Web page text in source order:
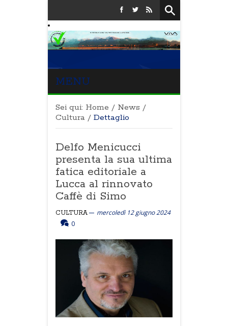
MENU
Sei qui: Home / News /
Cultura / Dettaglio
Delfo Menicucci
presenta la sua ultima
fatica editoriale a
Lucca al rinnovato
Caffè di Simo
CULTURA
mercoledì 12 giugno 2024
0